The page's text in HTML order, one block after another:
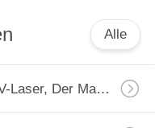
Alle
UV-Laser, Der Maschine Markiert